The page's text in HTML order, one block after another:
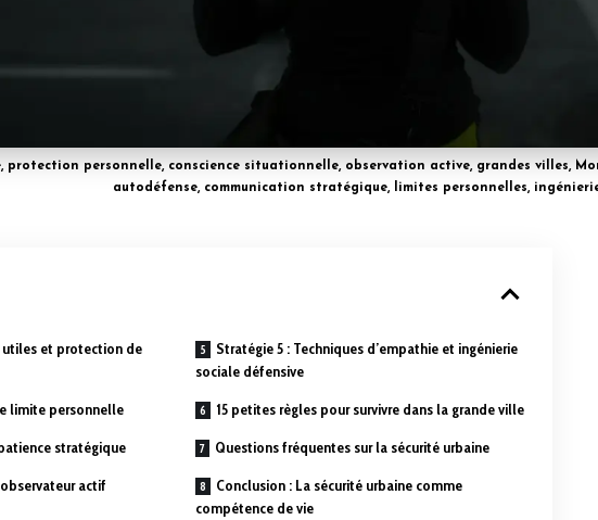
protection personnelle, conscience situationnelle, observation active, grandes villes,
autodéfense, communication stratégique, limites personnelles,
utiles et protection de
limite personnelle
stratégique
actif
Stratégie 5 : Techniques d’empathie et ingénierie
sociale défensive
15 petites règles pour survivre dans la grande ville
Questions fréquentes sur la sécurité urbaine
Conclusion : La sécurité urbaine comme
compétence de vie